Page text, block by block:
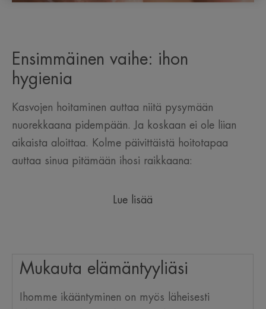
Ensimmäinen vaihe: ihon
hygienia
Kasvojen hoitaminen auttaa niitä pysymään
nuorekkaana pidempään. Ja koskaan ei ole liian
aikaista aloittaa. Kolme päivittäistä hoitotapaa
auttaa sinua pitämään ihosi raikkaana:
Lue lisää
Mukauta elämäntyyliäsi
Ihomme ikääntyminen on myös läheisesti